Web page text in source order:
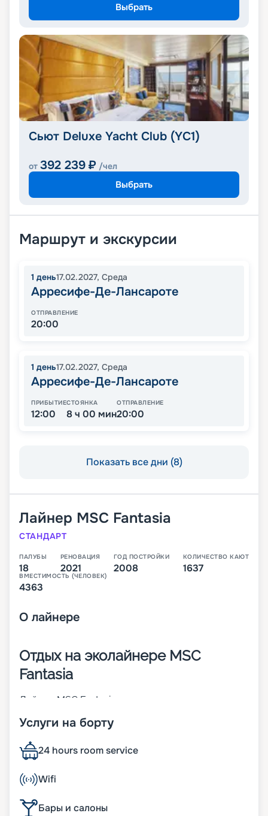
Выбрать
Сьют Deluxe Yacht Club (YC1)
от 392 239 ₽ /чел
Выбрать
Маршрут и экскурсии
1 день17.02.2027, Среда
Арресифе-Де-Лансароте
ОТПРАВЛЕНИЕ
20:00
1 день17.02.2027, Среда
Арресифе-Де-Лансароте
ПРИБЫТИЕ
12:00
СТОЯНКА
8 ч 00 мин
ОТПРАВЛЕНИЕ
20:00
Показать все дни (8)
Лайнер MSC Fantasia
СТАНДАРТ
ПАЛУБЫ
18
РЕНОВАЦИЯ
2021
ГОД ПОСТРОЙКИ
2008
КОЛИЧЕСТВО КАЮТ
1637
ВМЕСТИМОСТЬ (ЧЕЛОВЕК)
4363
О лайнере
Отдых на эколайнере MSC
Fantasia
Лайнер MSC Fantasia – первое круизное судно
и в 2023 г. претерпело значительные изменения.
много номеров с личным балконом. Уникальные
технологические системы позволяют экономно
расходовать ресурсы и обеспечивают кораблю
почетную приставку ЭКО-. Также большое
разносторонним развлечениям. Основные
Услуги на борту
24 hours room service
Wifi
Бары и салоны